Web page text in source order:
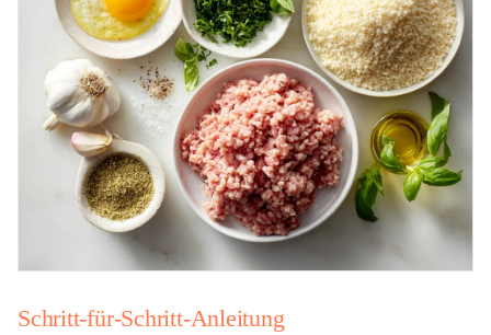
Schritt-für-Schritt-Anleitung